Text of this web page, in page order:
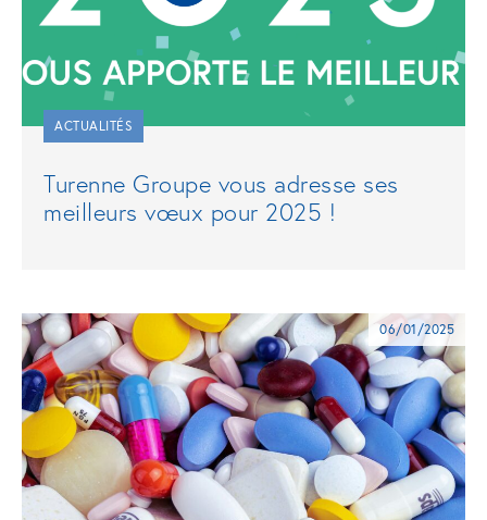
ACTUALITÉS
Turenne Groupe vous adresse ses
meilleurs vœux pour 2025 !
06/01/2025